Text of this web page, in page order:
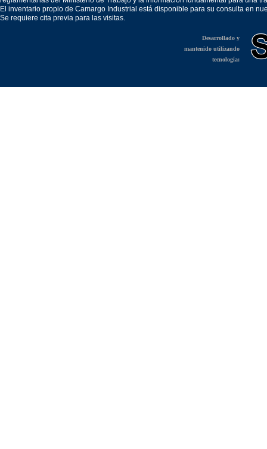
El inventario propio de Camargo Industrial está disponible para su consulta en
Se requiere cita previa para las visitas.
Desarrollado y
mantenido utilizando
tecnología: